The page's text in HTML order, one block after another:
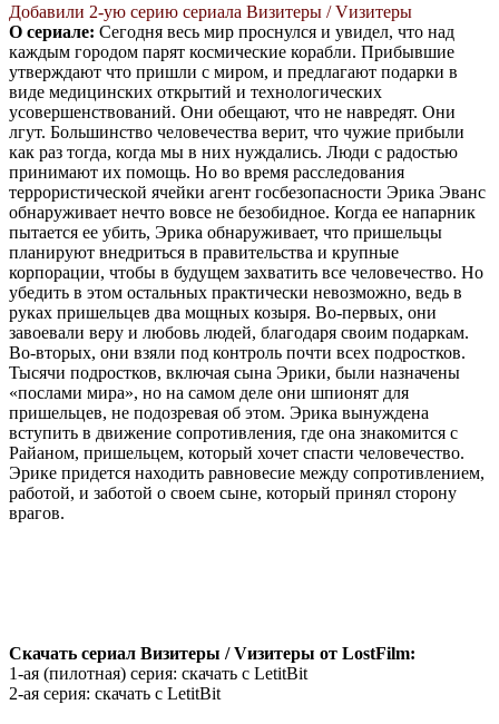
Добавили 2-ую серию сериала Визитеры / Vизитеры
О сериале: Сегодня весь мир проснулся и увидел, что над
каждым городом парят космические корабли. Прибывшие
утверждают что пришли с миром, и предлагают подарки в
виде медицинских открытий и технологических
усовершенствований. Они обещают, что не навредят. Они
лгут. Большинство человечества верит, что чужие прибыли
как раз тогда, когда мы в них нуждались. Люди с радостью
принимают их помощь. Но во время расследования
террористической ячейки агент госбезопасности Эрика Эванс
обнаруживает нечто вовсе не безобидное. Когда ее напарник
пытается ее убить, Эрика обнаруживает, что пришельцы
планируют внедриться в правительства и крупные
корпорации, чтобы в будущем захватить все человечество. Но
убедить в этом остальных практически невозможно, ведь в
руках пришельцев два мощных козыря. Во-первых, они
завоевали веру и любовь людей, благодаря своим подаркам.
Во-вторых, они взяли под контроль почти всех подростков.
Тысячи подростков, включая сына Эрики, были назначены
«послами мира», но на самом деле они шпионят для
пришельцев, не подозревая об этом. Эрика вынуждена
вступить в движение сопротивления, где она знакомится с
Райаном, пришельцем, который хочет спасти человечество.
Эрике придется находить равновесие между сопротивлением,
работой, и заботой о своем сыне, который принял сторону
врагов.
Скачать сериал Визитеры / Vизитеры от LostFilm:
1-ая (пилотная) серия: скачать с LetitBit
2-ая серия: скачать с LetitBit